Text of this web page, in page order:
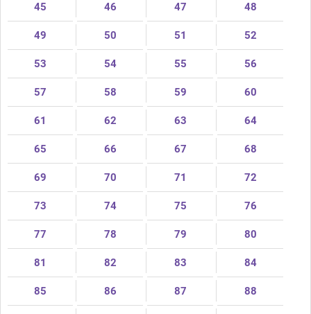
45 46 47 48
49 50 51 52
53 54 55 56
57 58 59 60
61 62 63 64
65 66 67 68
69 70 71 72
73 74 75 76
77 78 79 80
81 82 83 84
85 86 87 88